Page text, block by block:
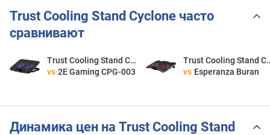
Trust Cooling Stand Cyclone часто
сравнивают
Trust Cooling Stand Cyclone
vs 2E Gaming CPG-003
Trust
vs Esperanza Buran
Динамика цен на Trust Cooling Stand